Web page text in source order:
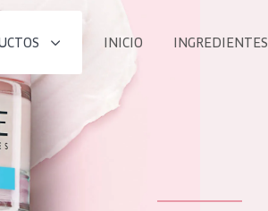
INICIO INGREDIENTES